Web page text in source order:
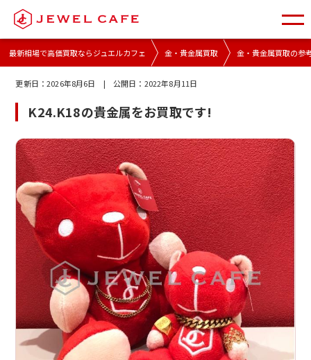
最新相場で高価買取ならジュエルカフェ 金・貴金属買取 金・貴金属買取の参
更新日：2026年8月6日 | 公開日： 2022年8月11日
K24.K18の貴金属をお買取です!